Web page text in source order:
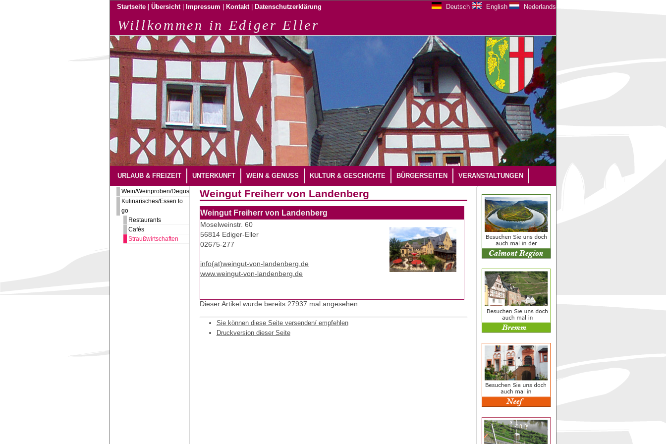
Deutsch English Nederlands
Startseite Übersicht Impressum Kontakt Datenschutzerklärung
Willkommen in Ediger Eller
URLAUB & FREIZEIT UNTERKUNFT WEIN & GENUSS KULTUR & GESCHICHTE BÜRGERSEITEN VERANSTALTUNGEN
Wein/Weinproben/Degustation
Kulinarisches/Essen to
go
Restaurants
Cafés
Straußwirtschaften
Weingut Freiherr von Landenberg
Weingut Freiherr von Landenberg
Moselweinstr. 60
56814 Ediger-Eller
02675-277
info(at)weingut-von-landenberg.de
www.weingut-von-landenberg.de
Dieser Artikel wurde bereits 27937 mal angesehen.
Sie können diese Seite versenden/ empfehlen
Druckversion dieser Seite